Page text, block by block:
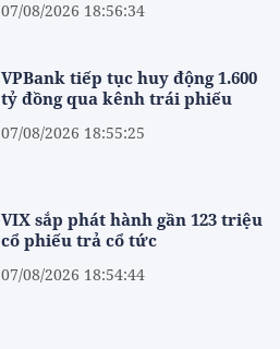
07/08/2026 18:56:34
VPBank tiếp tục huy động 1.600
tỷ đồng qua kênh trái phiếu
07/08/2026 18:55:25
VIX sắp phát hành gần 123 triệu
cổ phiếu trả cổ tức
07/08/2026 18:54:44